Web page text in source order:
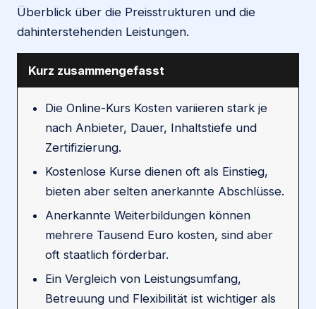
Überblick über die Preisstrukturen und die
dahinterstehenden Leistungen.
Kurz zusammengefasst
Die Online-Kurs Kosten variieren stark je
nach Anbieter, Dauer, Inhaltstiefe und
Zertifizierung.
Kostenlose Kurse dienen oft als Einstieg,
bieten aber selten anerkannte Abschlüsse.
Anerkannte Weiterbildungen können
mehrere Tausend Euro kosten, sind aber
oft staatlich förderbar.
Ein Vergleich von Leistungsumfang,
Betreuung und Flexibilität ist wichtiger als